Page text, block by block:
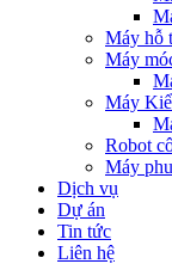
Máy hỗ
Máy
Máy
Robot
Máy
Dịch vụ
Dự án
Tin tức
Liên hệ